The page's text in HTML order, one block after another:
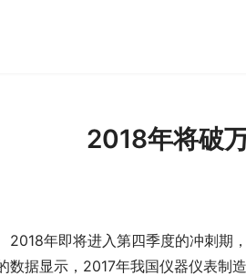
2018年将破
年即将进入第四季度的冲刺期，
数据显示，2017年我国仪器仪表制